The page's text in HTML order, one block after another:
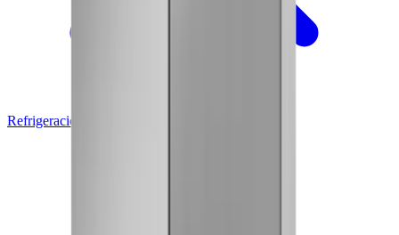
Refrigeración Comercial